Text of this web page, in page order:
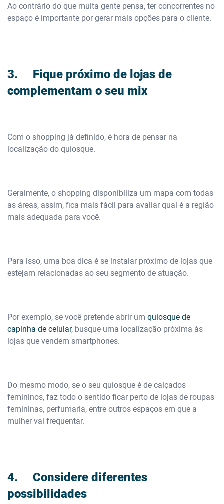
Ao contrário do que muita gente pensa, ter concorrentes no
espaço é importante por gerar mais opções para o cliente.
3. Fique próximo de lojas de
complementam o seu mix
Com o shopping já definido, é hora de pensar na
localização do quiosque.
Geralmente, o shopping disponibiliza um mapa com todas
as áreas, assim, fica mais fácil para avaliar qual é a região
mais adequada para você.
Para isso, uma boa dica é se instalar próximo de lojas que
estejam relacionadas ao seu segmento de atuação.
Por exemplo, se você pretende abrir um quiosque de
capinha de celular, busque uma localização próxima às
lojas que vendem smartphones.
Do mesmo modo, se o seu quiosque é de calçados
femininos, faz todo o sentido ficar perto de lojas de roupas
femininas, perfumaria, entre outros espaços em que a
mulher vai frequentar.
4. Considere diferentes
possibilidades